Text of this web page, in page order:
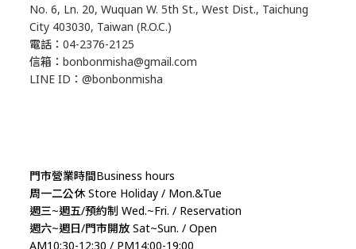
No. 6, Ln. 20, Wuquan W. 5th St., West Dist., Taichung
City 403030, Taiwan (R.O.C.)
電話：04-2376-2125
信箱：bonbonmisha@gmail.com
LINE ID：@bonbonmisha
門市營業時間Business hours
周一二公休 Store Holiday / Mon.&Tue
週三~週五/預約制 Wed.~Fri. / Reservation
週六~週日/門市開放 Sat~Sun. / Open
AM10:30-12:30 / PM14:00-19:00